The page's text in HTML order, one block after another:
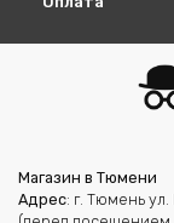
Магазин в Тюмени
Адрес: г. Тюмень